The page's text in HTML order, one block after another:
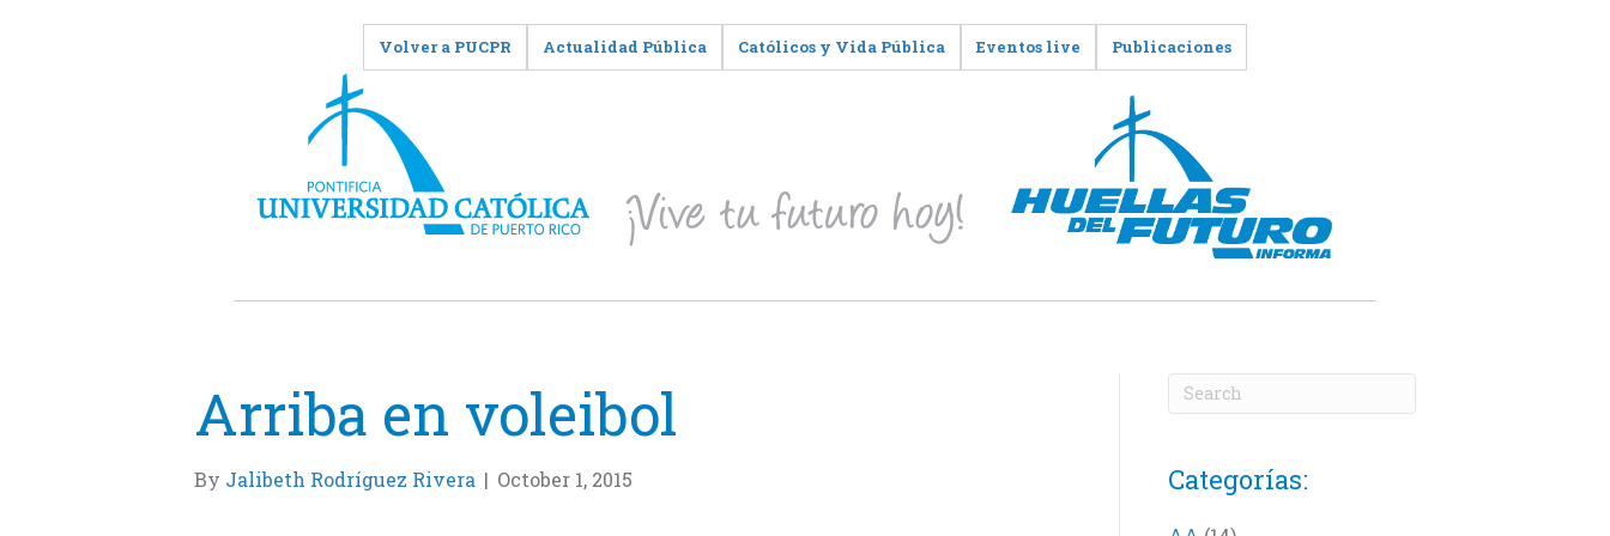
Volver a PUCPR Actualidad Pública Católicos y Vida Pública Eventos live Publicaciones
Arriba en voleibol
By Jalibeth Rodríguez Rivera | October 1, 2015 Categorías: